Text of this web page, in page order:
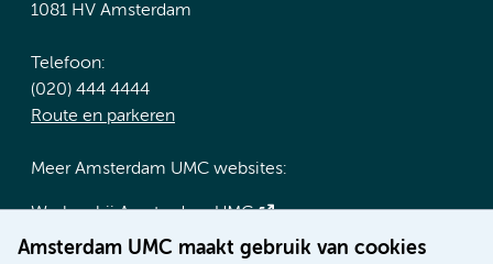
Amsterdam UMC maakt gebruik van cookies
1081 HV Amsterdam
Telefoon:
(020) 444 4444
Route en parkeren
Meer Amsterdam UMC websites:
Werken bij Amsterdam UMC
Over Amsterdam UMC